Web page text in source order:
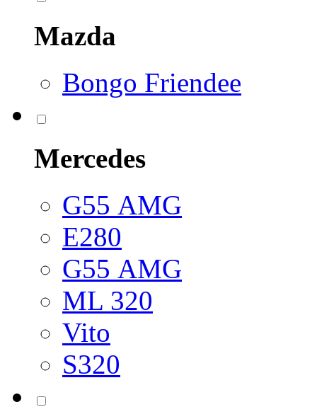
Mazda
Bongo Friendee
Mercedes
G55 АМG
E280
G55 АМG
ML 320
Vito
S320